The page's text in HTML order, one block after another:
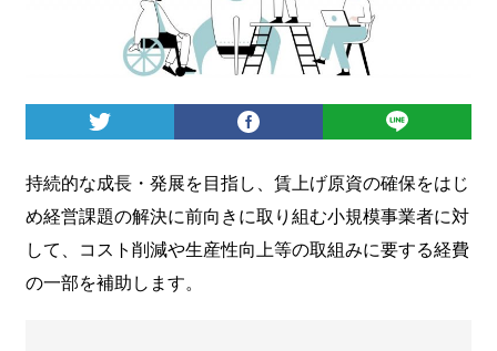
会員登録
ログイン
持続的な成長・発展を目指し、賃上げ原資の確保をはじ
め経営課題の解決に前向きに取り組む小規模事業者に対
して、コスト削減や生産性向上等の取組みに要する経費
の一部を補助します。